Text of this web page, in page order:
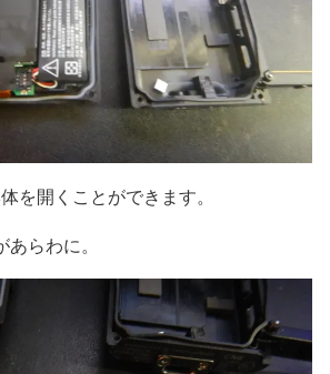
を開くことができます。
らわに。